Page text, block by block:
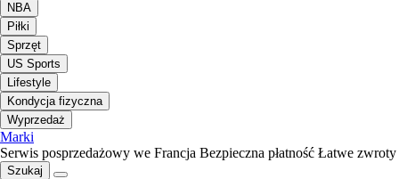
NBA
Piłki
Sprzęt
US Sports
Lifestyle
Kondycja fizyczna
Wyprzedaż
Marki
Serwis posprzedażowy we Francja Bezpieczna płatność Łatwe zwroty
Szukaj